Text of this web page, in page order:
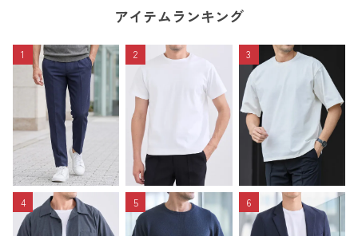
アイテムランキング
1 2 3
4 5 6